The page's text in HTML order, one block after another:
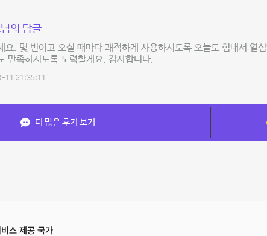
의 답글
요. 몇 번이고 오실 때마다 쾌적하게 사용하시도록 오늘도 힘내서 열
만족하시도록 노력할게요. 감사합니다.
11 21:35:11
더 많은 후기 보기
스 제공 국가